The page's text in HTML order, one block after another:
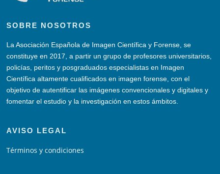
SOBRE NOSOTROS
La Asociación Española de Imagen Científica y Forense, se
constituye en 2017, a partir un grupo de profesores universitarios,
policías, peritos y posgraduados especialistas en Imagen
Científica altamente cualificados en imagen forense, con el
objetivo de autentificar las imágenes convencionales y digitales y
fomentar el estudio y la investigación en estos ámbitos.
AVISO LEGAL
Términos y condiciones